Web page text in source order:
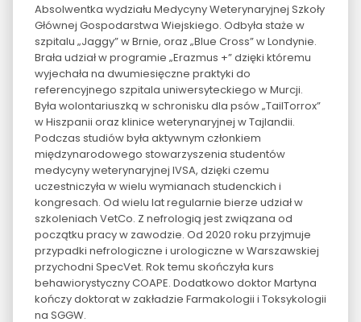
Absolwentka wydziału Medycyny Weterynaryjnej Szkoły
Głównej Gospodarstwa Wiejskiego. Odbyła staże w
szpitalu „Jaggy” w Brnie, oraz „Blue Cross” w Londynie.
Brała udział w programie „Erazmus +” dzięki któremu
wyjechała na dwumiesięczne praktyki do
referencyjnego szpitala uniwersyteckiego w Murcji.
Była wolontariuszką w schronisku dla psów „TailTorrox”
w Hiszpanii oraz klinice weterynaryjnej w Tajlandii.
Podczas studiów była aktywnym członkiem
międzynarodowego stowarzyszenia studentów
medycyny weterynaryjnej IVSA, dzięki czemu
uczestniczyła w wielu wymianach studenckich i
kongresach. Od wielu lat regularnie bierze udział w
szkoleniach VetCo. Z nefrologią jest związana od
początku pracy w zawodzie. Od 2020 roku przyjmuje
przypadki nefrologiczne i urologiczne w Warszawskiej
przychodni SpecVet. Rok temu skończyła kurs
behawiorystyczny COAPE. Dodatkowo doktor Martyna
kończy doktorat w zakładzie Farmakologii i Toksykologii
na SGGW.